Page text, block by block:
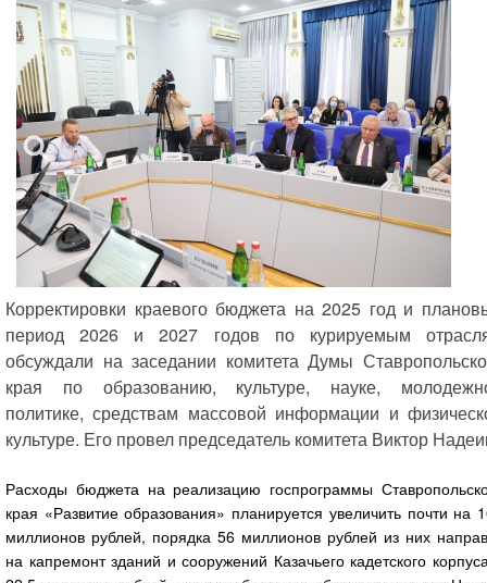
Корректировки краевого бюджета на 2025 год и
период 2026 и 2027 годов по курируемым
обсуждали на заседании комитета Думы
края по образованию, культуре, науке,
политике, средствам массовой информации и
культуре. Его провел председатель комитета Виктор
Расходы бюджета на реализацию госпрограммы
края «Развитие образования» планируется увеличить почти на
миллионов рублей, порядка 56 миллионов рублей из них
на капремонт зданий и сооружений Казачьего кадетского